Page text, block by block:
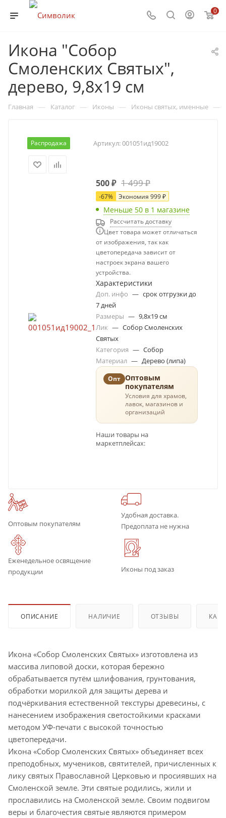
0
Икона "Собор
Смоленских Святых",
дерево, 9,8х19 см
Главная — Каталог — Иконы — Иконы святых, именные —
Распродажа Артикул:001051ид19002
500₽ 1 499₽
-67% Экономия 999₽
Меньше 50 в 1 магазине
Рассчитать доставку
Цвет товара может отличаться
от изображения, так как
цветопередача зависит от
настроек экрана вашего
устройства.
Характеристики
Доп. инфо — срок отгрузки до
7 дней
Размеры — 9,8х19 см
Лик — Собор Смоленских
Святых
Категория — Собор
Материал — Дерево (липа)
Опт Оптовым
покупателям
Условия для храмов,
лавок, магазинов и
организаций
Наши товары на
маркетплейсах:
Оптовым покупателям
Удобная доставка.
Предоплата не нужна
Еженедельное освящение
продукции
Иконы под заказ
ОПИСАНИЕ НАЛИЧИЕ ОТЗЫВЫ КАК
Икона «Собор Смоленских Святых» изготовлена из
массива липовой доски, которая бережно
обрабатывается путём шлифования, грунтования,
обработки морилкой для защиты дерева и
подчёркивания естественной текстуры древесины, с
нанесением изображения светостойкими красками
методом УФ-печати с высокой точностью
цветопередачи.
Икона «Собор Смоленских Святых» объединяет всех
преподобных, мучеников, святителей, причисленных к
лику святых Православной Церковью и просиявших на
Смоленской земле. Эти святые родились, жили и
прославились на Смоленской земле. Своим подвигом
веры и благочестия святые являются примером